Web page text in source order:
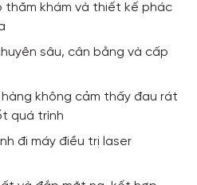
thăm khám và thiết kế phác
sâu, cân bằng và cấp
không cảm thấy đau rát
quá trình
đi máy điều trị laser